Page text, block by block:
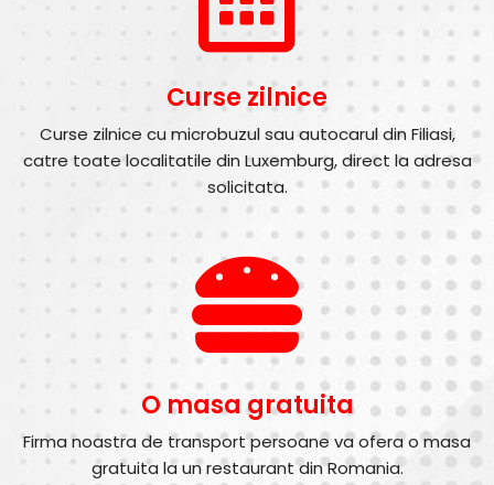
Curse zilnice
Curse zilnice cu microbuzul sau autocarul din Filiasi,
catre toate localitatile din Luxemburg, direct la adresa
solicitata.
O masa gratuita
Firma noastra de transport persoane va ofera o masa
gratuita la un restaurant din Romania.